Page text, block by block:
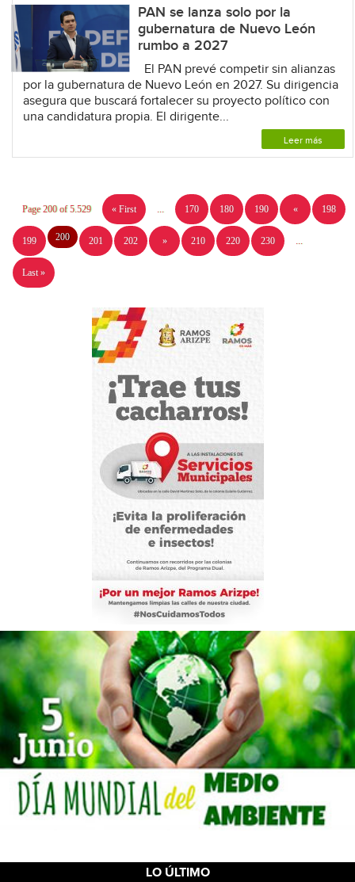
PAN se lanza solo por la
gubernatura de Nuevo León
rumbo a 2027
El PAN prevé competir sin alianzas
por la gubernatura de Nuevo León en 2027. Su dirigencia
asegura que buscará fortalecer su proyecto político con
una candidatura propia. El dirigente...
Leer más
Page 200 of 5.529 « First 170 180 190 « 198
199 200 201 202 » 210 220 230
Last »
LO ÚLTIMO